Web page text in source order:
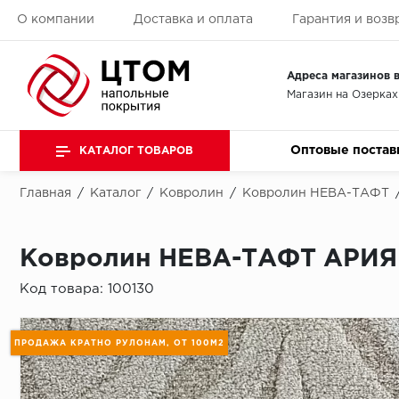
О компании Доставка и оплата Гарантия и
Адреса магазинов
Магазин на Озерках
КАТАЛОГ ТОВАРОВ Оптовые
Главная / Каталог / Ковролин / Ковролин НЕВА-ТАФТ
Ковролин НЕВА-ТАФТ АРИЯ
Код товара: 100130
ПРОДАЖА КРАТНО РУЛОНАМ, ОТ 100М2